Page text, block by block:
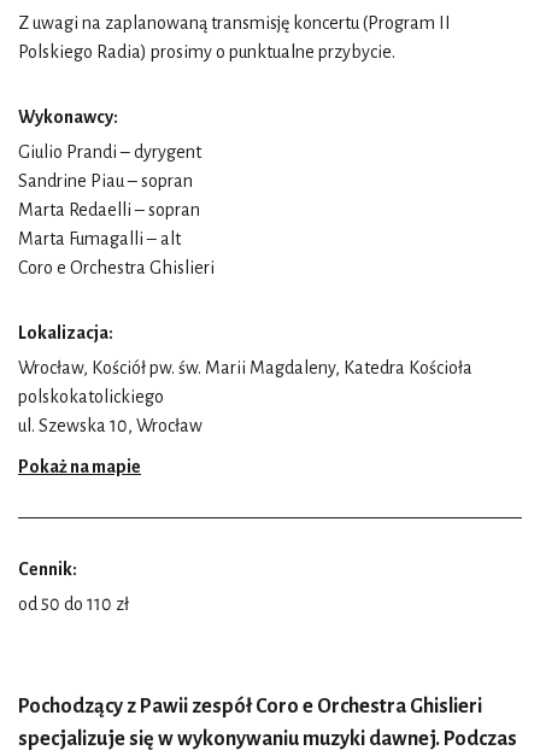
Z uwagi na zaplanowaną transmisję koncertu (Program II
Polskiego Radia) prosimy o punktualne przybycie.
Wykonawcy:
Giulio Prandi– dyrygent
Sandrine Piau– sopran
Marta Redaelli– sopran
Marta Fumagalli– alt
Coro e Orchestra Ghislieri
Lokalizacja:
Wrocław, Kościół pw. św. Marii Magdaleny, Katedra Kościoła
polskokatolickiego
ul. Szewska 10, Wrocław
Pokaż na mapie
Cennik:
od 50 do 110 zł
Pochodzący z Pawii zespół Coro e Orchestra Ghislieri
specjalizuje się w wykonywaniu muzyki dawnej. Podczas